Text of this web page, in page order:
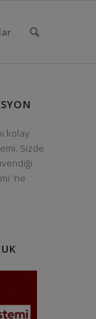
kolay
Sizde
'ne